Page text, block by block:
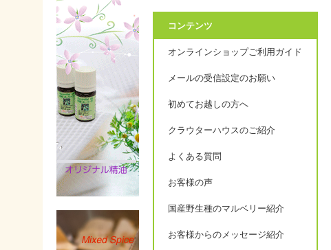
コンテンツ
オンラインショップご利用ガイド
メールの受信設定のお願い
初めてお越しの方へ
クラウターハウスのご紹介
よくある質問
お客様の声
国産野生種のマルベリー紹介
お客様からのメッセージ紹介